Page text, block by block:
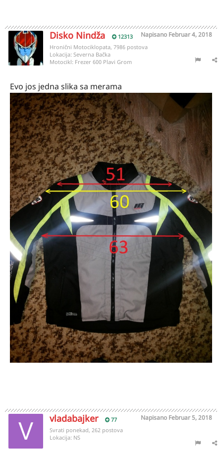
Disko Nindža 12313 Napisano Februar 4, 2018
Hronični Motociklopata, 7986 postova
Lokacija: Severna Bačka
Motocikl: Frezer 600 Plavi Grom
Evo jos jedna slika sa merama
vladabajker 77 Napisano Februar 5, 2018
Svrati ponekad, 262 postova
Lokacija: NS